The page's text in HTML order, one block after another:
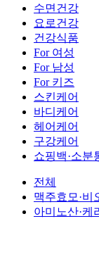
수면건강
요로건강
건강식품
For 여성
For 남성
For 키즈
스킨케어
바디케어
헤어케어
구강케어
쇼핑백·소분
전체
맥주효모·비
아미노산·케